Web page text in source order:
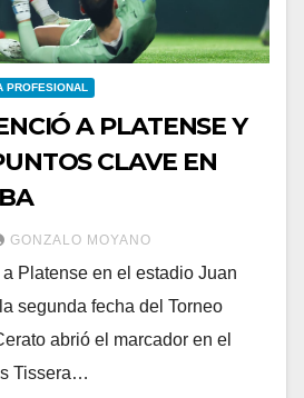
PROFESIONAL
A PLATENSE Y
CLAVE EN
GONZALO MOYANO
Platense en el estadio Juan
segunda fecha del Torneo
abrió el marcador en el
Tissera…